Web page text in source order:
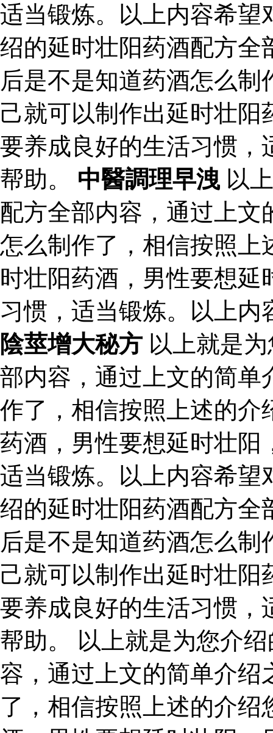
适当锻炼。以上内容希望
绍的延时壮阳药酒配方全
后是不是知道药酒怎么
己就可以制作出延时壮
要养成良好的生活习惯，
帮助。 中醫調理早洩 以
配方全部内容，通过上文
怎么制作了，相信按照上
时壮阳药酒，男性要想
习惯，适当锻炼。以上
陰莖增大秘方 以上就是
部内容，通过上文的简单
作了，相信按照上述的介
药酒，男性要想延时壮阳
适当锻炼。以上内容希望
绍的延时壮阳药酒配方全
后是不是知道药酒怎么
己就可以制作出延时壮
要养成良好的生活习惯，
帮助。 以上就是为您介
容，通过上文的简单介绍
了，相信按照上述的介